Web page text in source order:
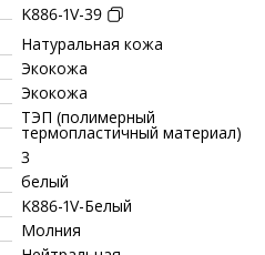
K886-1V-39
Натуральная кожа
Экокожа
Экокожа
ТЭП (полимерный
термопластичный материал)
3
белый
K886-1V-Белый
Молния